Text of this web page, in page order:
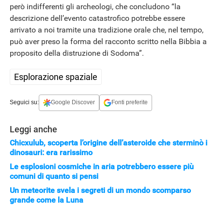
però indifferenti gli archeologi, che concludono “la
descrizione dell’evento catastrofico potrebbe essere
arrivato a noi tramite una tradizione orale che, nel tempo,
può aver preso la forma del racconto scritto nella Bibbia a
proposito della distruzione di Sodoma”.
Esplorazione spaziale
Seguici su: Google Discover Fonti preferite
Leggi anche
Chicxulub, scoperta l’origine dell’asteroide che sterminò i
dinosauri: era rarissimo
Le esplosioni cosmiche in aria potrebbero essere più
comuni di quanto si pensi
Un meteorite svela i segreti di un mondo scomparso
grande come la Luna